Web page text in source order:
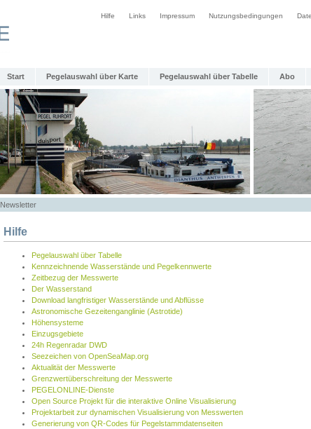
Hilfe Links Impressum Nutzungsbedingungen
Start Pegelauswahl über Karte Pegelauswahl über Tabelle Abo
Newsletter
Hilfe
Pegelauswahl über Tabelle
Kennzeichnende Wasserstände und Pegelkennwerte
Zeitbezug der Messwerte
Der Wasserstand
Download langfristiger Wasserstände und Abflüsse
Astronomische Gezeitenganglinie (Astrotide)
Höhensysteme
Einzugsgebiete
24h Regenradar DWD
Seezeichen von OpenSeaMap.org
Aktualität der Messwerte
Grenzwertüberschreitung der Messwerte
PEGELONLINE-Dienste
Open Source Projekt für die interaktive Online Visualisierung
Projektarbeit zur dynamischen Visualisierung von Messwerten
Generierung von QR-Codes für Pegelstammdatenseiten